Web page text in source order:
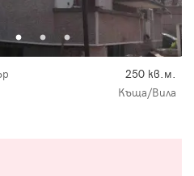
250 кв.м.
Къща/Вила